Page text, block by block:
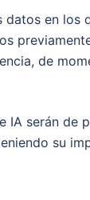
en los
de
serán de
su